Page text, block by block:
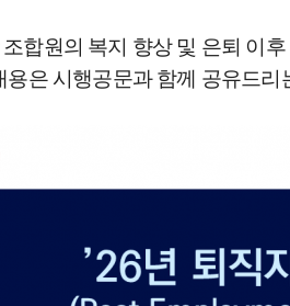
합원의 복지 향상 및 은퇴 이
용은 시행공문과 함께 공유드